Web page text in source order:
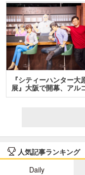
『シティーハンター大
展』大阪で開幕、アル
＆…
人気記事ランキング
Daily